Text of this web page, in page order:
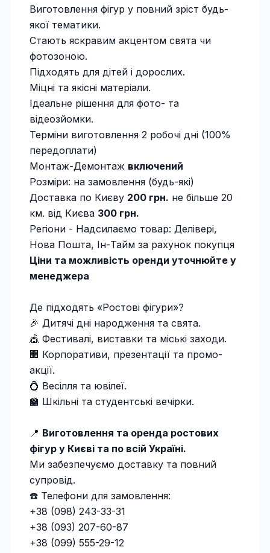
Виготовлення фігур у повний зріст будь-
якої тематики.
Стають яскравим акцентом свята чи
фотозоною.
Підходять для дітей і дорослих.
Міцні та якісні матеріали.
Ідеальне рішення для фото- та
відеозйомки.
Терміни виготовлення 2 робочі дні (100%
передоплати)
Монтаж-Демонтаж включений
Розміри: на замовлення (будь-які)
Доставка по Києву 200 грн. не більше 20
км. від Києва 300 грн.
Регіони - Надсилаємо товар: Делівері,
Нова Пошта, Ін-Тайм за рахунок покупця
Ціни та можливість оренди уточнюйте у
менеджера
Де підходять «Ростові фігури»?
🎉 Дитячі дні народження та свята.
🎪 Фестивалі, виставки та міські заходи.
🏢 Корпоративи, презентації та промо-
акції.
💍 Весілля та ювілеї.
🏫 Шкільні та студентські вечірки.
📍 Виготовлення та оренда ростових
фігур у Києві та по всій Україні.
Ми забезпечуємо доставку та повний
супровід.
☎️ Телефони для замовлення:
+38 (098) 243-33-31
+38 (093) 207-60-87
+38 (099) 555-29-12